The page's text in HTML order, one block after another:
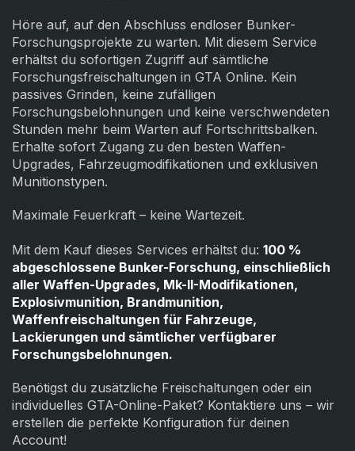
Höre auf, auf den Abschluss endloser Bunker-
Forschungsprojekte zu warten. Mit diesem Service
erhältst du sofortigen Zugriff auf sämtliche
Forschungsfreischaltungen in GTA Online. Kein
passives Grinden, keine zufälligen
Forschungsbelohnungen und keine verschwendeten
Stunden mehr beim Warten auf Fortschrittsbalken.
Erhalte sofort Zugang zu den besten Waffen-
Upgrades, Fahrzeugmodifikationen und exklusiven
Munitionstypen.
Maximale Feuerkraft – keine Wartezeit.
Mit dem Kauf dieses Services erhältst du: 100 %
abgeschlossene Bunker-Forschung, einschließlich
aller Waffen-Upgrades, Mk-II-Modifikationen,
Explosivmunition, Brandmunition,
Waffenfreischaltungen für Fahrzeuge,
Lackierungen und sämtlicher verfügbarer
Forschungsbelohnungen.
Benötigst du zusätzliche Freischaltungen oder ein
individuelles GTA-Online-Paket? Kontaktiere uns – wir
erstellen die perfekte Konfiguration für deinen
Account!